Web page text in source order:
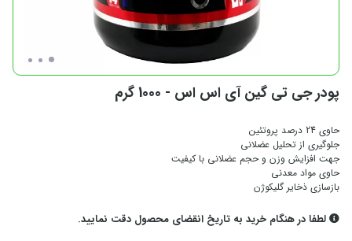
پودر جی تی گین آی اس اس - 1000 گرم
حاوی 24 درصد پروتئین
جلوگیری از تحلیل عضلانی
جهت افزایش وزن و حجم عضلانی با کیفیت
حاوی مواد معدنی
بازسازی ذخایر گلیکوژن
لطفا در هنگام خرید به تاریخ انقضای محصول دقت نمایید.